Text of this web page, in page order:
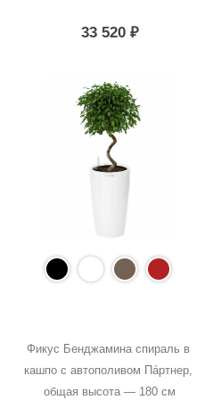
33 520 ₽
Фикус Бенджамина спираль в
кашпо с автополивом Пáртнер,
общая высота — 180 см